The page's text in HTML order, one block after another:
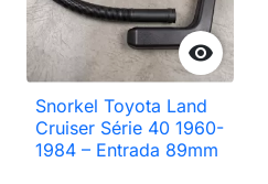

Snorkel Toyota Land
Cruiser Série 40 1960-
1984 – Entrada 89mm